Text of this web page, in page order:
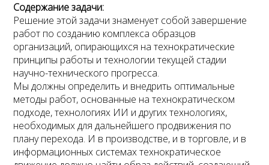
Этап 11. Развивающий
Этап 12. Рубежный
Этап 13. Перспективный
Этап 14. Прогрессивный
Создан банк (расчетный центр)
СУПЕР
Расчеты через СУПЕР удобнее, чем
через банки
Содержание задачи:
Решение этой задачи знаменует собой завершение
работ по созданию комплекса образцов
организаций, опирающихся на технократические
принципы работы и технологии текущей стадии
научно-технического прогресса.
Мы должны определить и внедрить оптимальные
методы работ, основанные на технократическом
подходе, технологиях ИИ и других технологиях,
необходимых для дальнейшего продвижения по
плану перехода. И в производстве, и в торговле, и в
информационных системах технократическое